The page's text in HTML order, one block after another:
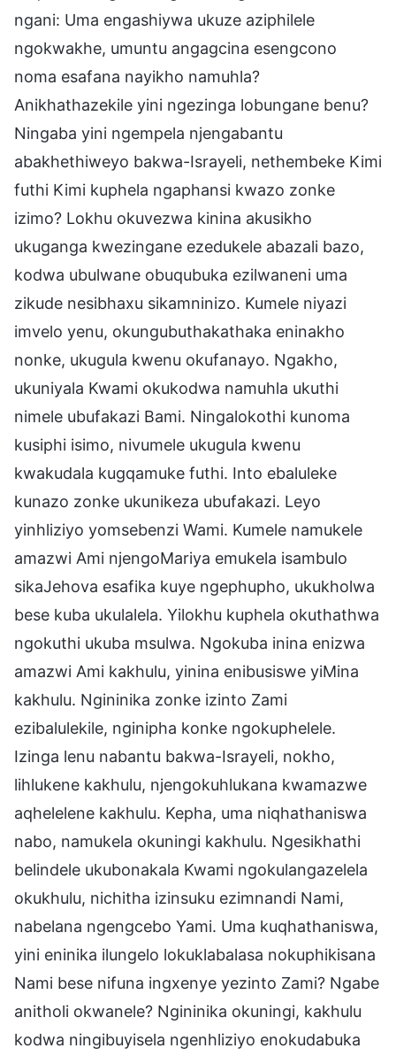
ngani: Uma engashiywa ukuze aziphilele
ngokwakhe, umuntu angagcina esengcono
noma esafana nayikho namuhla?
Anikhathazekile yini ngezinga lobungane benu?
Ningaba yini ngempela njengabantu
abakhethiweyo bakwa-Israyeli, nethembeke Kimi
futhi Kimi kuphela ngaphansi kwazo zonke
izimo? Lokhu okuvezwa kinina akusikho
ukuganga kwezingane ezedukele abazali bazo,
kodwa ubulwane obuqubuka ezilwaneni uma
zikude nesibhaxu sikamninizo. Kumele niyazi
imvelo yenu, okungubuthakathaka eninakho
nonke, ukugula kwenu okufanayo. Ngakho,
ukuniyala Kwami okukodwa namuhla ukuthi
nimele ubufakazi Bami. Ningalokothi kunoma
kusiphi isimo, nivumele ukugula kwenu
kwakudala kugqamuke futhi. Into ebaluleke
kunazo zonke ukunikeza ubufakazi. Leyo
yinhliziyo yomsebenzi Wami. Kumele namukele
amazwi Ami njengoMariya emukela isambulo
sikaJehova esafika kuye ngephupho, ukukholwa
bese kuba ukulalela. Yilokhu kuphela okuthathwa
ngokuthi ukuba msulwa. Ngokuba inina enizwa
amazwi Ami kakhulu, yinina enibusiswe yiMina
kakhulu. Ngininika zonke izinto Zami
ezibalulekile, nginipha konke ngokuphelele.
Izinga lenu nabantu bakwa-Israyeli, nokho,
lihlukene kakhulu, njengokuhlukana kwamazwe
aqhelelene kakhulu. Kepha, uma niqhathaniswa
nabo, namukela okuningi kakhulu. Ngesikhathi
belindele ukubonakala Kwami ngokulangazelela
okukhulu, nichitha izinsuku ezimnandi Nami,
nabelana ngengcebo Yami. Uma kuqhathaniswa,
yini eninika ilungelo lokuklabalasa nokuphikisana
Nami bese nifuna ingxenye yezinto Zami? Ngabe
anitholi okwanele? Ngininika okuningi, kakhulu
kodwa ningibuyisela ngenhliziyo enokudabuka